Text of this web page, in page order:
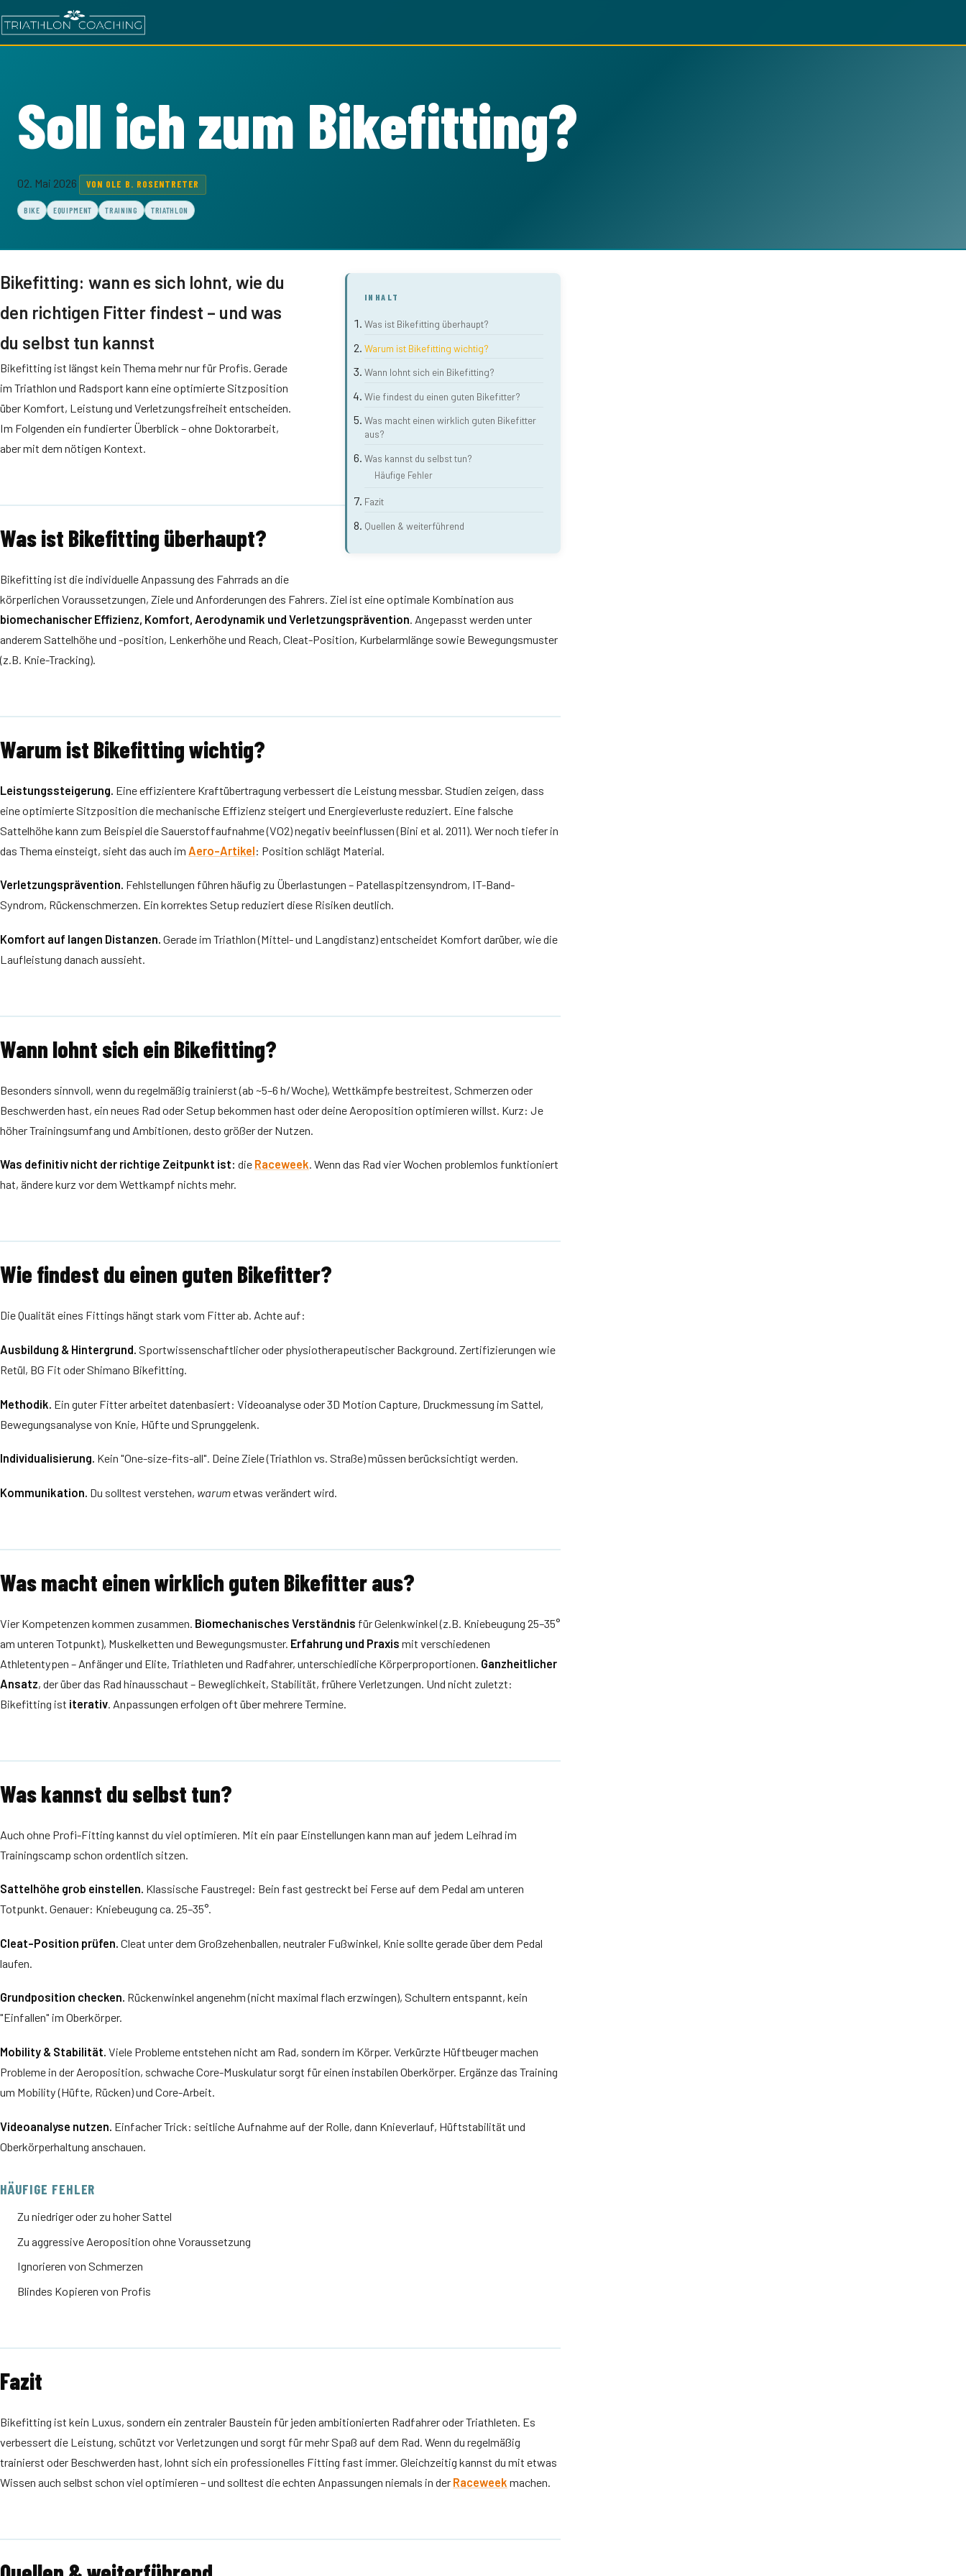
Soll ich zum Bikefitting?
02. Mai 2026 VON OLE B. ROSENTRETER
BIKE EQUIPMENT TRAINING TRIATHLON
INHALT
Was ist Bikefitting überhaupt?
Warum ist Bikefitting wichtig?
Wann lohnt sich ein Bikefitting?
Wie findest du einen guten Bikefitter?
Was macht einen wirklich guten Bikefitter
aus?
Was kannst du selbst tun?
Häufige Fehler
Fazit
Quellen & weiterführend
Bikefitting: wann es sich lohnt, wie du
den richtigen Fitter findest – und was
du selbst tun kannst
Bikefitting ist längst kein Thema mehr nur für Profis. Gerade
im Triathlon und Radsport kann eine optimierte Sitzposition
über Komfort, Leistung und Verletzungsfreiheit entscheiden.
Im Folgenden ein fundierter Überblick – ohne Doktorarbeit,
aber mit dem nötigen Kontext.
Was ist Bikefitting überhaupt?
Bikefitting ist die individuelle Anpassung des Fahrrads an die
körperlichen Voraussetzungen, Ziele und Anforderungen des Fahrers. Ziel ist eine optimale Kombination aus
biomechanischer Effizienz, Komfort, Aerodynamik und Verletzungsprävention . Angepasst werden unter
anderem Sattelhöhe und -position, Lenkerhöhe und Reach, Cleat-Position, Kurbelarmlänge sowie Bewegungsmuster
(z.B. Knie-Tracking).
Warum ist Bikefitting wichtig?
Leistungssteigerung. Eine effizientere Kraftübertragung verbessert die Leistung messbar. Studien zeigen, dass
eine optimierte Sitzposition die mechanische Effizienz steigert und Energieverluste reduziert. Eine falsche
Sattelhöhe kann zum Beispiel die Sauerstoffaufnahme (VO2) negativ beeinflussen (Bini et al. 2011). Wer noch tiefer in
das Thema einsteigt, sieht das auch im Aero-Artikel: Position schlägt Material.
Verletzungsprävention. Fehlstellungen führen häufig zu Überlastungen – Patellaspitzensyndrom, IT-Band-
Syndrom, Rückenschmerzen. Ein korrektes Setup reduziert diese Risiken deutlich.
Komfort auf langen Distanzen. Gerade im Triathlon (Mittel- und Langdistanz) entscheidet Komfort darüber, wie die
Laufleistung danach aussieht.
Wann lohnt sich ein Bikefitting?
Besonders sinnvoll, wenn du regelmäßig trainierst (ab ~5–6 h/Woche), Wettkämpfe bestreitest, Schmerzen oder
Beschwerden hast, ein neues Rad oder Setup bekommen hast oder deine Aeroposition optimieren willst. Kurz: Je
höher Trainingsumfang und Ambitionen, desto größer der Nutzen.
Was definitiv nicht der richtige Zeitpunkt ist: die Raceweek. Wenn das Rad vier Wochen problemlos funktioniert
hat, ändere kurz vor dem Wettkampf nichts mehr.
Wie findest du einen guten Bikefitter?
Die Qualität eines Fittings hängt stark vom Fitter ab. Achte auf:
Ausbildung & Hintergrund. Sportwissenschaftlicher oder physiotherapeutischer Background. Zertifizierungen wie
Retül, BG Fit oder Shimano Bikefitting.
Methodik. Ein guter Fitter arbeitet datenbasiert: Videoanalyse oder 3D Motion Capture, Druckmessung im Sattel,
Bewegungsanalyse von Knie, Hüfte und Sprunggelenk.
Individualisierung. Kein "One-size-fits-all". Deine Ziele (Triathlon vs. Straße) müssen berücksichtigt werden.
Kommunikation. Du solltest verstehen, warumetwas verändert wird.
Was macht einen wirklich guten Bikefitter aus?
Vier Kompetenzen kommen zusammen. Biomechanisches Verständnis für Gelenkwinkel (z.B. Kniebeugung 25–35°
am unteren Totpunkt), Muskelketten und Bewegungsmuster. Erfahrung und Praxis mit verschiedenen
Athletentypen – Anfänger und Elite, Triathleten und Radfahrer, unterschiedliche Körperproportionen. Ganzheitlicher
Ansatz, der über das Rad hinausschaut – Beweglichkeit, Stabilität, frühere Verletzungen. Und nicht zuletzt:
Bikefitting ist iterativ . Anpassungen erfolgen oft über mehrere Termine.
Was kannst du selbst tun?
Auch ohne Profi-Fitting kannst du viel optimieren. Mit ein paar Einstellungen kann man auf jedem Leihrad im
Trainingscamp schon ordentlich sitzen.
Sattelhöhe grob einstellen. Klassische Faustregel: Bein fast gestreckt bei Ferse auf dem Pedal am unteren
Totpunkt. Genauer: Kniebeugung ca. 25–35°.
Cleat-Position prüfen. Cleat unter dem Großzehenballen, neutraler Fußwinkel, Knie sollte gerade über dem Pedal
laufen.
Grundposition checken. Rückenwinkel angenehm (nicht maximal flach erzwingen), Schultern entspannt, kein
"Einfallen" im Oberkörper.
Mobility & Stabilität. Viele Probleme entstehen nicht am Rad, sondern im Körper. Verkürzte Hüftbeuger machen
Probleme in der Aeroposition, schwache Core-Muskulatur sorgt für einen instabilen Oberkörper. Ergänze das Training
um Mobility (Hüfte, Rücken) und Core-Arbeit.
Videoanalyse nutzen. Einfacher Trick: seitliche Aufnahme auf der Rolle, dann Knieverlauf, Hüftstabilität und
Oberkörperhaltung anschauen.
HÄUFIGE FEHLER
Zu niedriger oder zu hoher Sattel
Zu aggressive Aeroposition ohne Voraussetzung
Ignorieren von Schmerzen
Blindes Kopieren von Profis
Fazit
Bikefitting ist kein Luxus, sondern ein zentraler Baustein für jeden ambitionierten Radfahrer oder Triathleten. Es
verbessert die Leistung, schützt vor Verletzungen und sorgt für mehr Spaß auf dem Rad. Wenn du regelmäßig
trainierst oder Beschwerden hast, lohnt sich ein professionelles Fitting fast immer. Gleichzeitig kannst du mit etwas
Wissen auch selbst schon viel optimieren – und solltest die echten Anpassungen niemals in der Raceweek machen.